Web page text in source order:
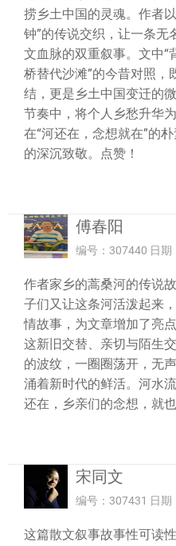
捞乡土中国的灵魂。作者
钟”的传说交织，让一条无
文血脉的双重叙事。文中“
桥替代沙滩”的今昔对照，
结，更是乡土中国变迁的
节奏中，将个人乡愁升华
在“河还在，念想就在”的
的深沉致敬。点赞！
傅春阳
编号：307440 日期
作者家乡的蒿桑河的传说
子们又让这条河活泼起来
情故事，为文章增加了亮
这新旧交替、亲切与陌生
的波纹，一圈圈荡开，无
涌着新时代的鲜活。河水
还在，乡亲们的念想，就
宋同文
编号：307431 日期
这篇散文叙事故事性可读